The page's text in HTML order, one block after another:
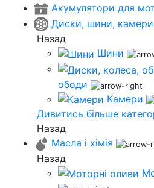
Акумулятори для
Диски, шини, камери
Назад
Шини
ободи
Камери
Дивитись більше
Назад
Масла і хімія
Назад